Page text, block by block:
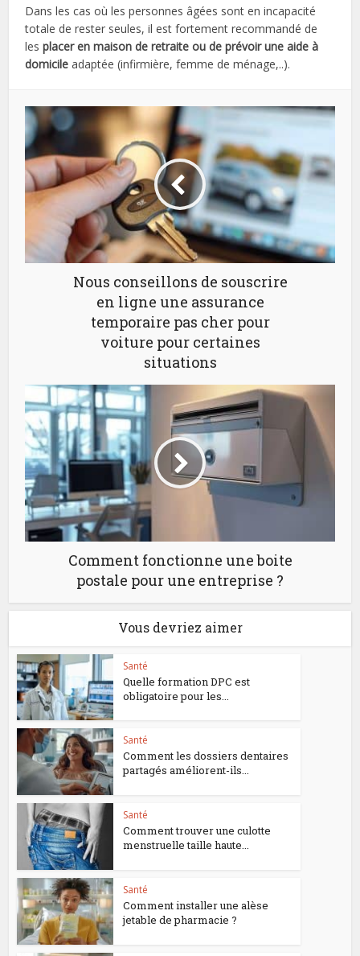
Dans les cas où les personnes âgées sont en incapacité
totale de rester seules, il est fortement recommandé de
lesplacer en maison de retraite ou de prévoir une aide à
domicile adaptée (infirmière, femme de ménage,..).
Nous conseillons de souscrire
en ligne une assurance
temporaire pas cher pour
voiture pour certaines
situations
Comment fonctionne une boite
postale pour une entreprise ?
Vous devriez aimer
Santé
Quelle formation DPC est
obligatoire pour les...
Santé
Comment les dossiers dentaires
partagés améliorent-ils...
Santé
Comment trouver une culotte
menstruelle taille haute...
Santé
Comment installer une alèse
jetable de pharmacie ?